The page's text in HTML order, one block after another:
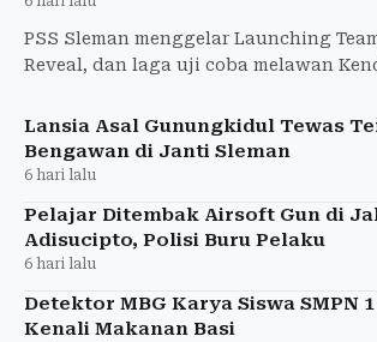
PSS Sleman menggelar Launching
Reveal, dan laga uji coba melawan
Lansia Asal Gunungkidul Tewas
Bengawan di Janti Sleman
6 hari lalu
Pelajar Ditembak Airsoft Gun di
Adisucipto, Polisi Buru Pelaku
6 hari lalu
Detektor MBG Karya Siswa SMPN
Kenali Makanan Basi